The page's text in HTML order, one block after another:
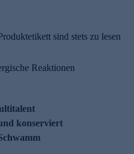
sind stets zu lesen
Reaktionen
konserviert